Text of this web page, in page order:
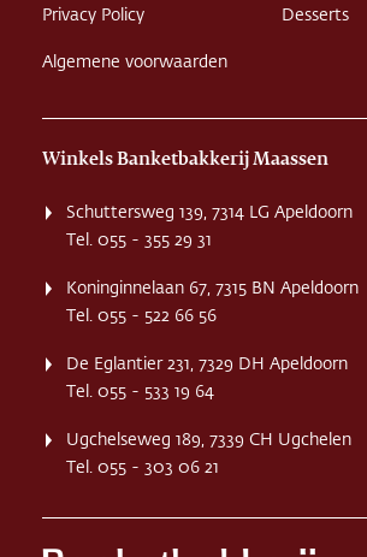
Privacy Policy
Algemene voorwaarden
Desserts
Winkels Banketbakkerij Maassen
Schuttersweg 139, 7314 LG Apeldoorn
Tel. 055 - 355 29 31
Koninginnelaan 67, 7315 BN Apeldoorn
Tel. 055 - 522 66 56
De Eglantier 231, 7329 DH Apeldoorn
Tel. 055 - 533 19 64
Ugchelseweg 189, 7339 CH Ugchelen
Tel. 055 - 303 06 21